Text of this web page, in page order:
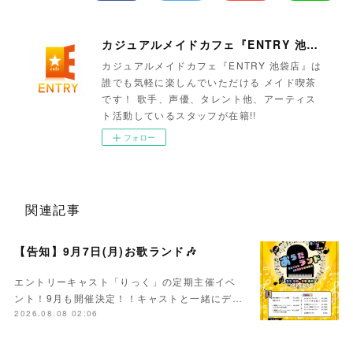
カジュアルメイドカフェ『ENTRY 池袋店』
カジュアルメイドカフェ『ENTRY 池袋店』は
誰でも気軽に楽しんでいただける メイド喫茶
です！ 歌手、声優、タレント他、アーティス
ト活動しているスタッフが在籍!!
フォロー
関連記事
【告知】9月7日(月)お歌ランド🎶
エントリーキャスト「りっく」の定期主催イベ
ント！9月も開催決定！！キャストと一緒にデ…
2026.08.08 02:06